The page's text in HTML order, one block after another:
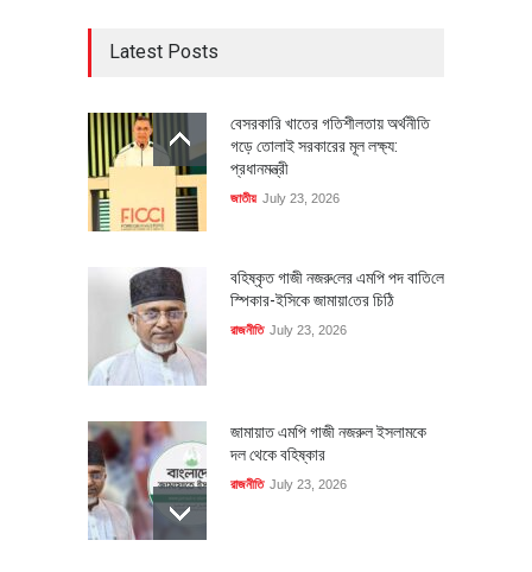
Latest Posts
বেসরকারি খাতের গতিশীলতায় অর্থনীতি
গড়ে তোলাই সরকারের মূল লক্ষ্য:
প্রধানমন্ত্রী
জাতীয় July 23, 2026
বহিষ্কৃত গাজী নজরু‌লের এম‌পি পদ বা‌তি‌লে
স্পিকার-ইসিকে জামায়া‌তের চি‌ঠি
রাজনীতি July 23, 2026
জামায়াত এমপি গাজী নজরুল ইসলামকে
দল থেকে বহিষ্কার
রাজনীতি July 23, 2026